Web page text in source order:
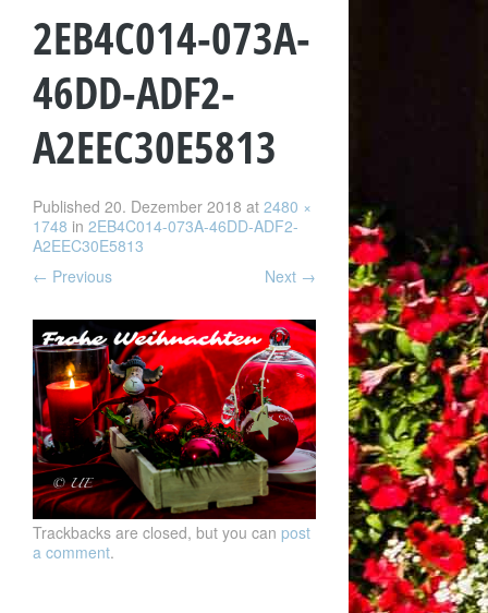
2EB4C014-073A-
46DD-ADF2-
A2EEC30E5813
Published 20. Dezember 2018 at 2480 ×
1748 in 2EB4C014-073A-46DD-ADF2-
A2EEC30E5813
← Previous Next →
Trackbacks are closed, but you can post
a comment.